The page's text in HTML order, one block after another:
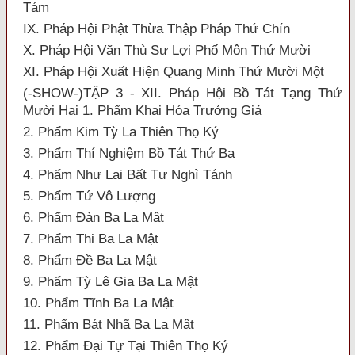
Tám
IX. Pháp Hội Phật Thừa Thập Pháp Thứ Chín
X. Pháp Hội Văn Thù Sư Lợi Phố Môn Thứ Mười
XI. Pháp Hội Xuất Hiện Quang Minh Thứ Mười Một
(-SHOW-)TẬP 3 - XII. Pháp Hội Bồ Tát Tạng Thứ
Mười Hai 1. Phẩm Khai Hóa Trưởng Giả
2. Phẩm Kim Tỳ La Thiên Thọ Ký
3. Phẩm Thí Nghiệm Bồ Tát Thứ Ba
4. Phẩm Như Lai Bất Tư Nghì Tánh
5. Phẩm Tứ Vô Lượng
6. Phẩm Đàn Ba La Mật
7. Phẩm Thi Ba La Mật
8. Phẩm Đề Ba La Mật
9. Phẩm Tỳ Lê Gia Ba La Mật
10. Phẩm Tĩnh Ba La Mật
11. Phẩm Bát Nhã Ba La Mật
12. Phẩm Đại Tự Tại Thiên Thọ Ký